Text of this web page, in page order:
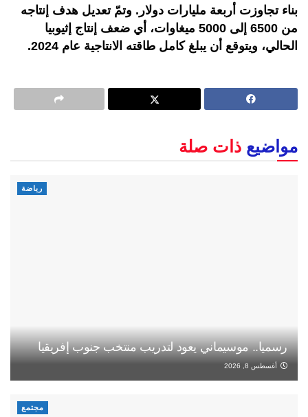
بناء تجاوزت أربعة مليارات دولار. وتمّ تعديل هدف إنتاجه
من 6500 إلى 5000 ميغاوات، أي ضعف إنتاج إثيوبيا
الحالي، ويتوقع أن يبلغ كامل طاقته الانتاجية عام 2024.
مواضيع ذات صلة
رياضة
رسميا.. موسيماني يعود لتدريب منتخب جنوب إفريقيا
أغسطس 8, 2026
مجتمع